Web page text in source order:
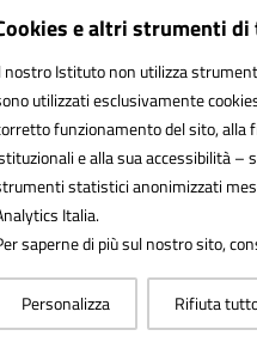
e altri strumenti di
nostro Istituto non utilizza
utilizzati esclusivamente
funzionamento del sito, alla
e alla sua accessibilità –
statistici anonimizzati
Italia.
saperne di più sul nostro sito,
Personalizza Rifiuta